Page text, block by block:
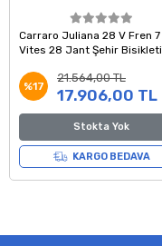
Carraro Juliana 28 V Fren 7
Vites 28 Jant Şehir Bisikleti
%17
21.564,00 TL
17.906,00 TL
Stokta Yok
KARGO BEDAVA